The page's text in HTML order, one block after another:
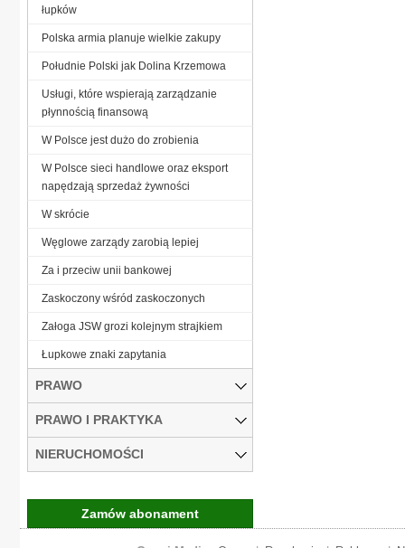
łupków
Polska armia planuje wielkie zakupy
Południe Polski jak Dolina Krzemowa
Usługi, które wspierają zarządzanie
płynnością finansową
W Polsce jest dużo do zrobienia
W Polsce sieci handlowe oraz eksport
napędzają sprzedaż żywności
W skrócie
Węglowe zarządy zarobią lepiej
Za i przeciw unii bankowej
Zaskoczony wśród zaskoczonych
Załoga JSW grozi kolejnym strajkiem
Łupkowe znaki zapytania
PRAWO
PRAWO I PRAKTYKA
NIERUCHOMOŚCI
Zamów abonament